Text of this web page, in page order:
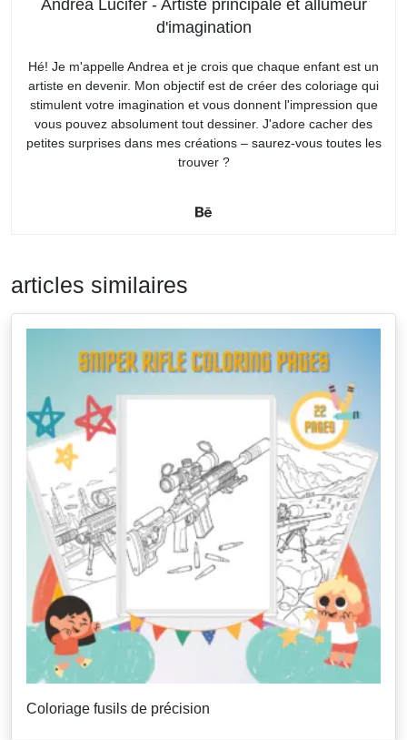
Andrea Lucifer - Artiste principale et allumeur
d'imagination
Hé! Je m'appelle Andrea et je crois que chaque enfant est un
artiste en devenir. Mon objectif est de créer des coloriage qui
stimulent votre imagination et vous donnent l'impression que
vous pouvez absolument tout dessiner. J'adore cacher des
petites surprises dans mes créations – saurez-vous toutes les
trouver ?
articles similaires
Coloriage fusils de précision